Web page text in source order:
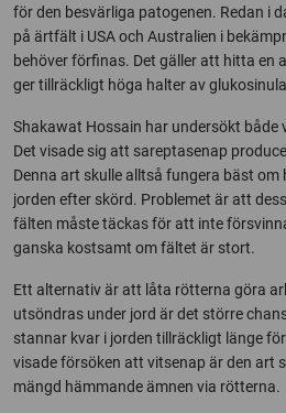
för den besvärliga patogenen. Redan i
på ärtfält i USA och Australien i
behöver förfinas. Det gäller att hitta en
ger tillräckligt höga halter av
Shakawat Hossain har undersökt både
Det visade sig att sareptasenap
Denna art skulle alltså fungera bäst om
jorden efter skörd. Problemet är att
fälten måste täckas för att inte
ganska kostsamt om fältet är stort.
Ett alternativ är att låta rötterna göra
utsöndras under jord är det större
stannar kvar i jorden tillräckligt länge
visade försöken att vitsenap är den art
mängd hämmande ämnen via rötterna.